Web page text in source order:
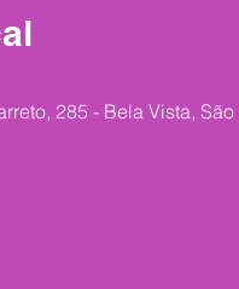
285 - Bela Vista,